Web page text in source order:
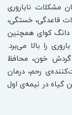
مشکلات ناباروری
قاعدگی، خستگی،
کوای همچنین
را بالا می‌برد.
گردش خون، محافظ
رحم، درمان
گیاه در نیمه‌ی اول